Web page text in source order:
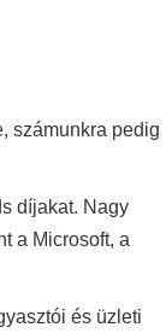
számunkra pedig
díjakat. Nagy
a Microsoft, a
és üzleti